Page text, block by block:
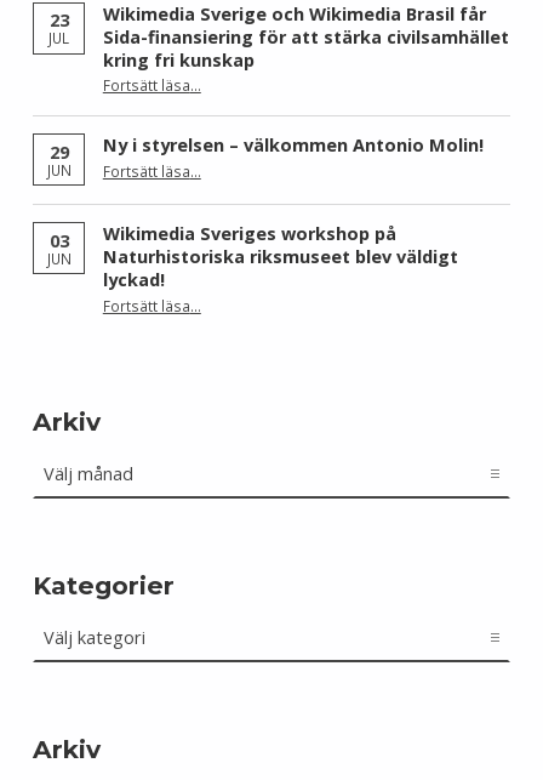
23
JUL
Wikimedia Sverige och Wikimedia Brasil får
Sida-finansiering för att stärka civilsamhället
kring fri kunskap
Fortsätt läsa“Wikimedia Sverige och Wikimedia Brasil får Sida-finansiering för att stärka civilsamhället kring fri kunskap”
…
29
JUN
Ny i styrelsen – välkommen Antonio Molin!
Fortsätt läsa“Ny i styrelsen – välkommen Antonio Molin!”
…
03
JUN
Wikimedia Sveriges workshop på
Naturhistoriska riksmuseet blev väldigt
lyckad!
Fortsätt läsa“Wikimedia Sveriges workshop på Naturhistoriska riksmuseet blev väldigt lyckad!”
…
Arkiv
Kategorier
Arkiv